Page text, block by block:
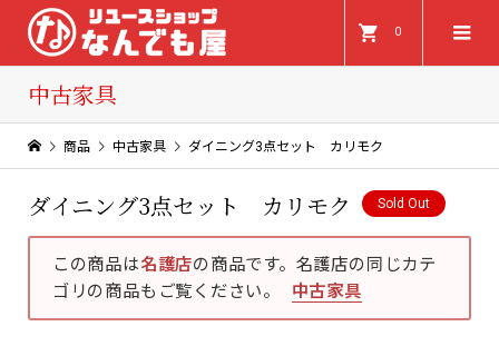
0
中古家具
商品 中古家具 ダイニング3点セット カリモク
ダイニング3点セット カリモク Sold Out
この商品は名護店の商品です。名護店の同じカテ
ゴリの商品もご覧ください。
中古家具